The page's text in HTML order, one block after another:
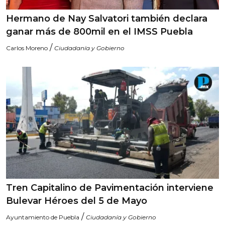
Hermano de Nay Salvatori también declara
ganar más de 800mil en el IMSS Puebla
Carlos Moreno / Ciudadanía y Gobierno
Tren Capitalino de Pavimentación interviene
Bulevar Héroes del 5 de Mayo
Ayuntamiento de Puebla / Ciudadanía y Gobierno